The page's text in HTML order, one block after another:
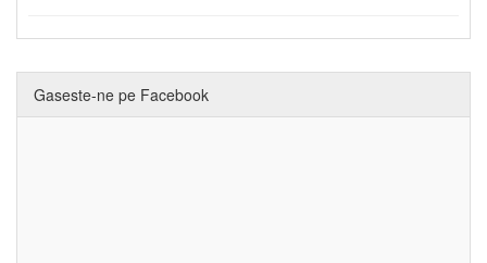
Gaseste-ne pe Facebook